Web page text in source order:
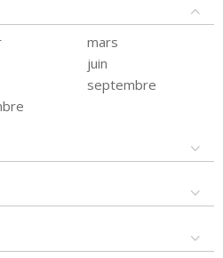
mars
juin
septembre